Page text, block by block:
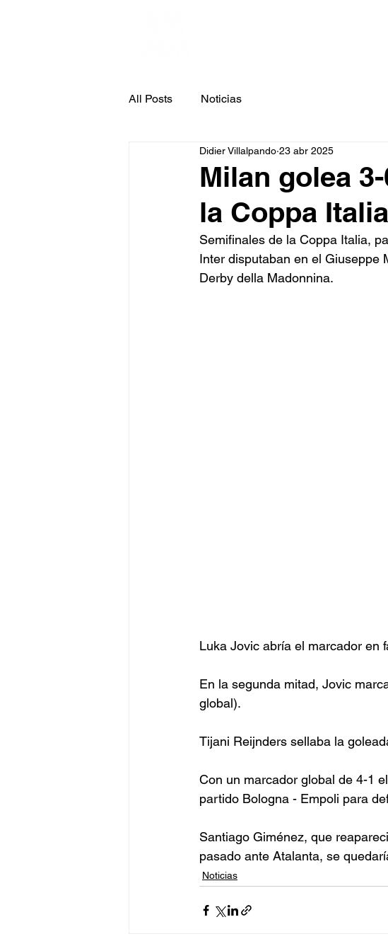
All Posts Noticias
Milan golea
la Coppa Italia
Didier Villalpando 23 abr 2025
Semifinales de la Coppa Italia,
Inter disputaban en el Giuseppe
Derby della Madonnina.
Luka Jovic abría el marcador en
En la segunda mitad, Jovic
global).
Tijani Reijnders sellaba la
Con un marcador global de 4-1
partido Bologna - Empoli para
Santiago Giménez, que
pasado ante Atalanta, se
Noticias